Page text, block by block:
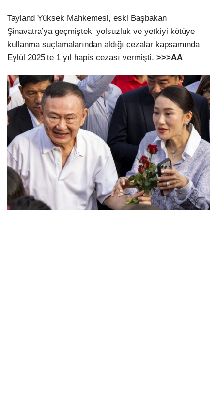
Tayland Yüksek Mahkemesi, eski Başbakan
Şinavatra’ya geçmişteki yolsuzluk ve yetkiyi kötüye
kullanma suçlamalarından aldığı cezalar kapsamında
Eylül 2025’te 1 yıl hapis cezası vermişti. >>>AA